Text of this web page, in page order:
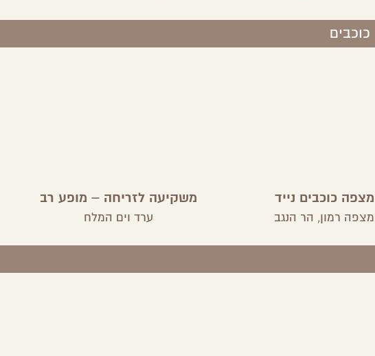
מצפה כוכבים נייד
מצפה רמון, הר הנגב
משקיעה לזריחה – מופע רב
חושי המוקרן על הר המצדה
ערד וים המלח